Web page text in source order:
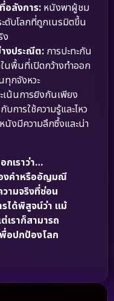
อลังการ: หนังพาผู้ชม
ดับโลกที่ถูกเนรมิตขึ้น
ง
งประณีต: การปะทะกัน
นพื้นที่เปิดกว้างทำออก
ทุกจังหวะ
เน้นการยิงกันเพียง
การใช้ความรู้และไหว
นังมีความลึกซึ้งและน่า
เราว่า…
งคำหรืออัญมณี
ามจริงที่ซ่อน
ได้พิสูจน์ว่า แม้
เราก็สามารถ
อปกป้องโลก